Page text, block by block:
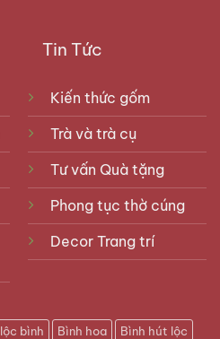
Tin Tức
Kiến thức gốm
Trà và trà cụ
Tư vấn Quà tặng
Phong tục thờ cúng
Decor Trang trí
lộc bình Bình hoa
Bình hút lộc